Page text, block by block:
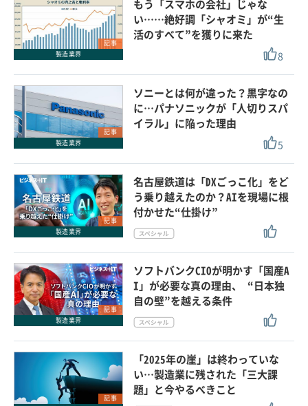
記事
製造業界
もう「スマホの会社」じゃな
い……絶好調「シャオミ」が“生
活のすべて”を獲りに来た
8
記事
製造業界
ソニーとは何が違った？黒字なの
に…パナソニックが「人切りスパ
イラル」に陥った理由
5
記事
製造業界
名古屋鉄道は「DXごっこ化」をど
う乗り越えたのか？AIを現場に根
付かせた“仕掛け”
記事
製造業界
ソフトバンクCIOが明かす「国産A
I」が必要な真の理由、 “日本独
自の壁”を越える条件
記事
「2025年の崖」は終わっていな
い…製造業に残された「三大課
題」と今やるべきこと